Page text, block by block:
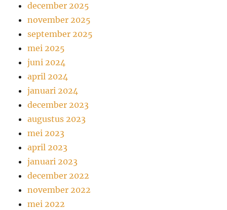
december 2025
november 2025
september 2025
mei 2025
juni 2024
april 2024
januari 2024
december 2023
augustus 2023
mei 2023
april 2023
januari 2023
december 2022
november 2022
mei 2022